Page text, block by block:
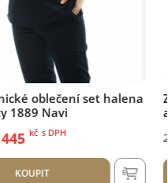
oblečení set halena
4087 Azure
1 820 kč s DPH
KOUPIT